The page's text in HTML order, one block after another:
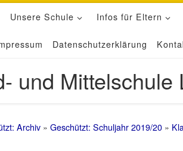
Unsere Schule Infos für Eltern
Datenschutzerklärung
und Mittelschule
Archiv » Geschützt: Schuljahr 2019/20 »